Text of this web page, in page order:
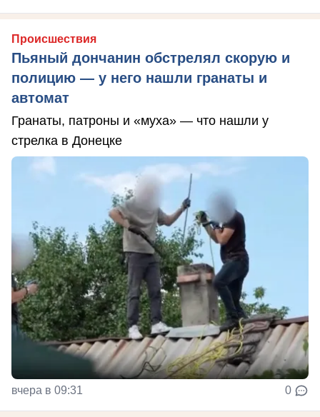
Происшествия
Пьяный дончанин обстрелял скорую и
полицию — у него нашли гранаты и
автомат
Гранаты, патроны и «муха» — что нашли у
стрелка в Донецке
вчера в 09:31 0